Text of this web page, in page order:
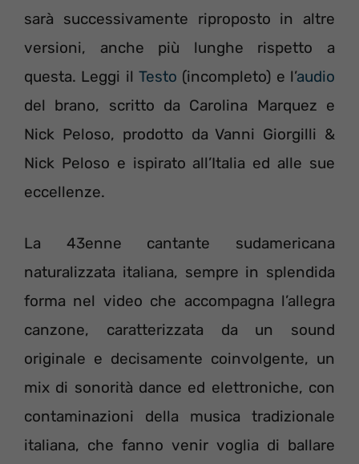
sarà successivamente riproposto in altre
versioni, anche più lunghe rispetto a
questa. Leggi il Testo (incompleto) e l’audio
del brano, scritto da Carolina Marquez e
Nick Peloso, prodotto da Vanni Giorgilli &
Nick Peloso e ispirato all’Italia ed alle sue
eccellenze.
La 43enne cantante sudamericana
naturalizzata italiana, sempre in splendida
forma nel video che accompagna l’allegra
canzone, caratterizzata da un sound
originale e decisamente coinvolgente, un
mix di sonorità dance ed elettroniche, con
contaminazioni della musica tradizionale
italiana, che fanno venir voglia di ballare